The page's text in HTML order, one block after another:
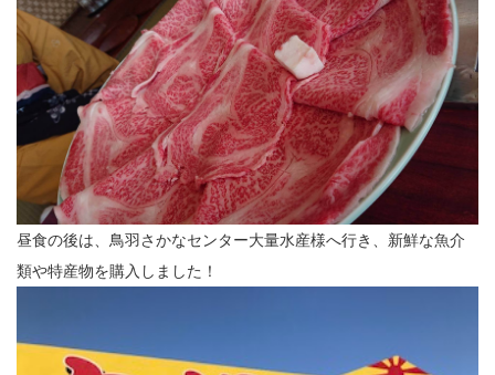
昼食の後は、鳥羽さかなセンター大量水産様へ行き、新鮮な魚介
類や特産物を購入しました！